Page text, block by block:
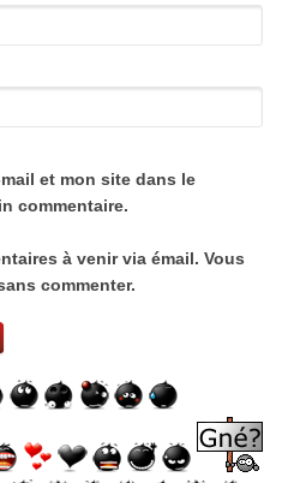
et mon site dans le
commentaire.
à venir via émail. Vous
commenter.